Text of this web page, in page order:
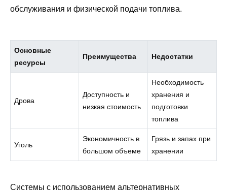
обслуживания и физической подачи топлива.
Основные
ресурсы
Преимущества Недостатки
Дрова
Доступность и
низкая стоимость
Необходимость
хранения и
подготовки
топлива
Уголь
Экономичность в
большом объеме
Грязь и запах при
хранении
Системы с использованием альтернативных